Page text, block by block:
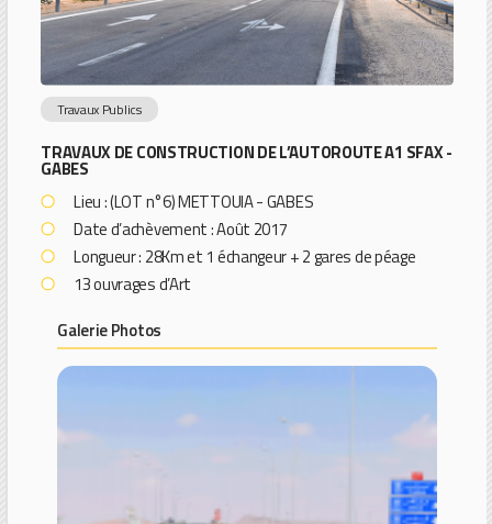
Travaux Publics
TRAVAUX DE CONSTRUCTION DE L’AUTOROUTE A1 SFAX -
GABES
Lieu : (LOT n°6) METTOUIA - GABES
Date d’achèvement : Août 2017
Longueur : 28Km et 1 échangeur + 2 gares de péage
13 ouvrages d’Art
Galerie Photos